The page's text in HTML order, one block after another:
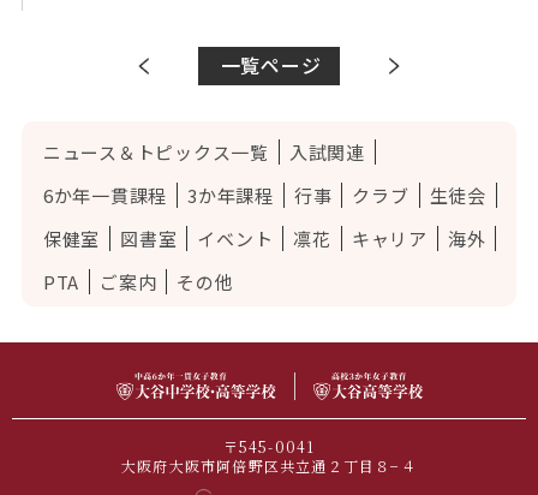
一覧ページ
ニュース＆トピックス一覧
入試関連
6か年一貫課程
3か年課程 行事 クラブ
生徒会
保健室
図書室 イベント 凛花 キャリア
海外
PTA
ご案内 その他
〒545-0041
大阪府大阪市阿倍野区共立通２丁目８−４